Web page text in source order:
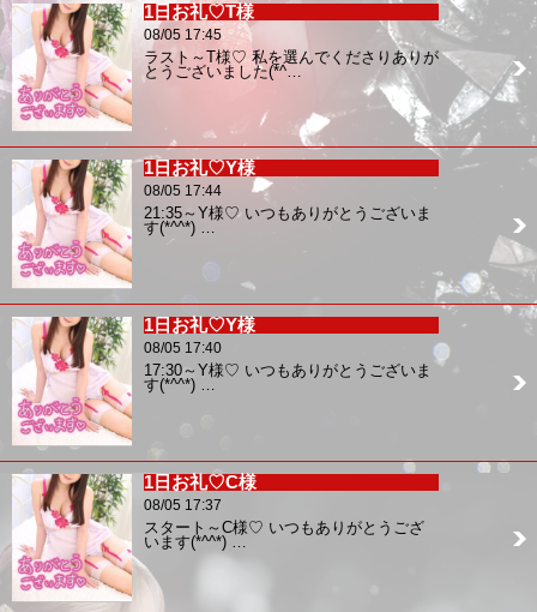
1日お礼♡T様
08/05 17:45
ラスト～T様♡ 私を選んでくださりありが
とうございました(*^…
1日お礼♡Y様
08/05 17:44
21:35～Y様♡ いつもありがとうございま
す(*^^*) …
1日お礼♡Y様
08/05 17:40
17:30～Y様♡ いつもありがとうございま
す(*^^*) …
1日お礼♡C様
08/05 17:37
スタート～C様♡ いつもありがとうござ
います(*^^*) …